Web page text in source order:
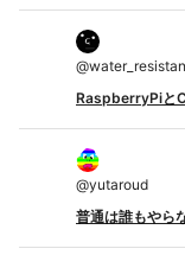
@
RaspberryPiと
@yutaroud
普通は誰もやら